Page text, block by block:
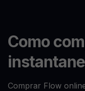
Como
Comprar Flow